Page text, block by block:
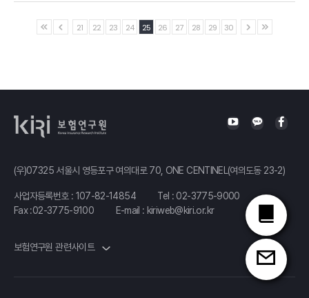
Ⅰ.「재무건전성 규제에 관한 국제적 논의와 시사점」 발표자 :보험연구원
21 22 23 24 25 26 27 28 29 30
(우)07325 서울시 영등포구 여의대로 70, ONE CENTINEL(여의도동 23-2)
사업자등록번호 : 107-82-14854 Tel : 02-3775-9000
Fax :02-3775-9100
E-mail : kiriweb@kiri.or.kr
보험연구원 관련사이트